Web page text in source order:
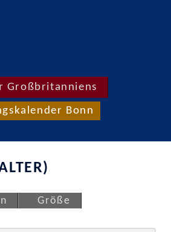
Großbritanniens
Bonn
Größe